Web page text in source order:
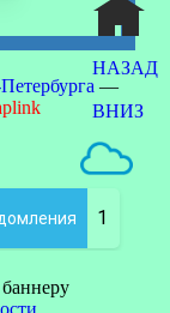
—
НАЗАД
ВНИЗ